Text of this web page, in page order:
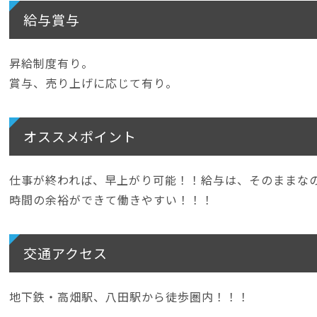
給与賞与
昇給制度有り。
賞与、売り上げに応じて有り。
オススメポイント
仕事が終われば、早上がり可能！！給与は、そのままな
時間の余裕ができて働きやすい！！！
交通アクセス
地下鉄・高畑駅、八田駅から徒歩圏内！！！